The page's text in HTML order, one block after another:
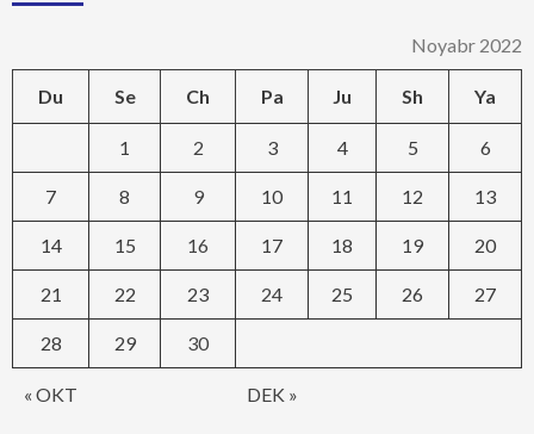
Noyabr 2022
Du Se Ch Pa Ju Sh Ya
« OKT DEK »
1 2 3 4 5 6
7 8 9 10 11 12 13
14 15 16 17 18 19 20
21 22 23 24 25 26 27
28 29 30